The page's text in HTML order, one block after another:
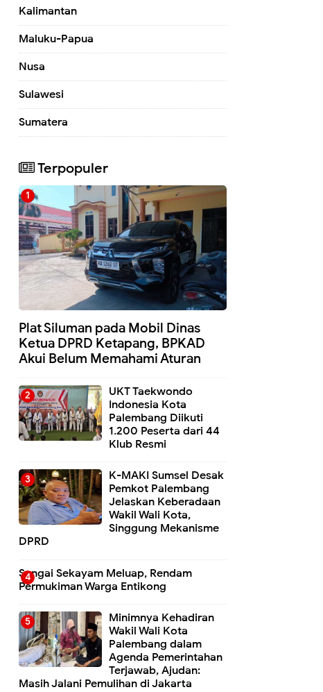
Kalimantan
Maluku-Papua
Nusa
Sulawesi
Sumatera
Terpopuler
Plat Siluman pada Mobil Dinas
Ketua DPRD Ketapang, BPKAD
Akui Belum Memahami Aturan
UKT Taekwondo
Indonesia Kota
Palembang Diikuti
1.200 Peserta dari 44
Klub Resmi
K-MAKI Sumsel Desak
Pemkot Palembang
Jelaskan Keberadaan
Wakil Wali Kota,
Singgung Mekanisme
DPRD
Sungai Sekayam Meluap, Rendam
Permukiman Warga Entikong
Minimnya Kehadiran
Wakil Wali Kota
Palembang dalam
Agenda Pemerintahan
Terjawab, Ajudan:
Masih Jalani Pemulihan di Jakarta